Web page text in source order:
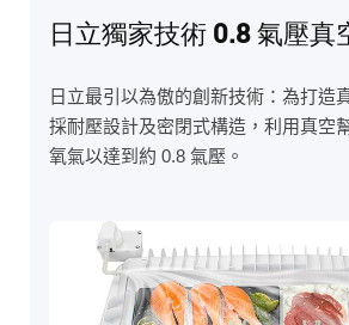
日立獨家技術 0.8 氣壓真
日立最引以為傲的創新技術：為打造
採耐壓設計及密閉式構造，利用真空
氧氣以達到約 0.8 氣壓。